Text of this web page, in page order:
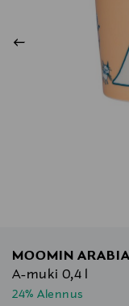
MOOMIN ARABIA
A-muki 0,4 l
24% Alennus